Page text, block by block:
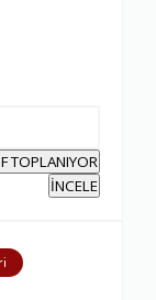
TOPLANIYOR
İNCELE